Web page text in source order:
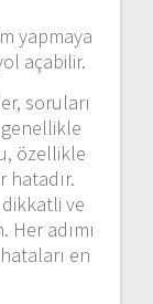
yapmaya
açabilir.
soruları
genellikle
özellikle
hatadır.
dikkatli ve
Her adımı
en